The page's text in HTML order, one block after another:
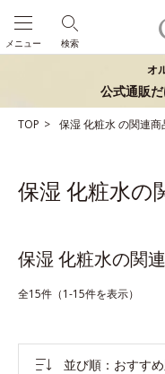
検索
メニュー
オ
公式通販
TOP 保湿化粧水の関連商
保湿 化粧水の
保湿 化粧水の関
全15件（1-15件を表示）
並び順 おすす